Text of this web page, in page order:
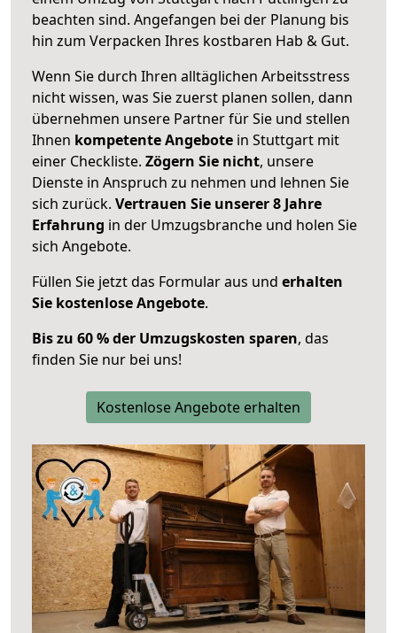
beachten sind. Angefangen bei der Planung bis
hin zum Verpacken Ihres kostbaren Hab & Gut.
Wenn Sie durch Ihren alltäglichen Arbeitsstress
nicht wissen, was Sie zuerst planen sollen, dann
übernehmen unsere Partner für Sie und stellen
Ihnen kompetente Angebote in Stuttgart mit
einer Checkliste. Zögern Sie nicht, unsere
Dienste in Anspruch zu nehmen und lehnen Sie
sich zurück. Vertrauen Sie unserer 8 Jahre
Erfahrung in der Umzugsbranche und holen Sie
sich Angebote.
Füllen Sie jetzt das Formular aus und erhalten
Sie kostenlose Angebote.
Bis zu 60 % der Umzugskosten sparen, das
finden Sie nur bei uns!
Kostenlose Angebote erhalten